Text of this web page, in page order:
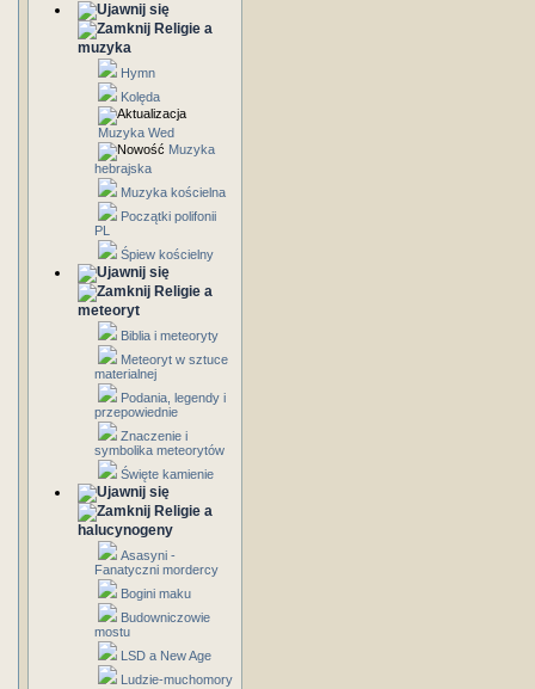
Religie a
muzyka
Hymn
Kolęda
Muzyka Wed
Muzyka
hebrajska
Muzyka kościelna
Początki polifonii
PL
Śpiew kościelny
Religie a
meteoryt
Biblia i meteoryty
Meteoryt w sztuce
materialnej
Podania, legendy i
przepowiednie
Znaczenie i
symbolika meteorytów
Święte kamienie
Religie a
halucynogeny
Asasyni -
Fanatyczni mordercy
Bogini maku
Budowniczowie
mostu
LSD a New Age
Ludzie-muchomory